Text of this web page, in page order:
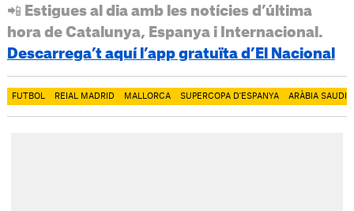
📲 Estigues al dia amb les notícies d’última
hora de Catalunya, Espanya i Internacional.
Descarrega’t aquí l’app gratuïta d’El Nacional
FUTBOL REIAL MADRID MALLORCA SUPERCOPA D'ESPANYA ARÀBIA